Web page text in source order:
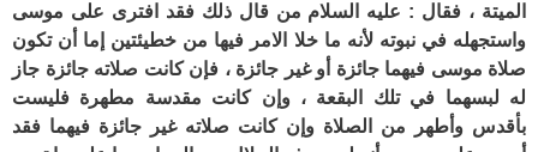
الميتة ، فقال : عليه السلام من قال ذلك فقد افترى على موسى
واستجهله في نبوته لأنه ما خلا الامر فيها من خطيئتين إما أن تكون
صلاة موسى فيهما جائزة أو غير جائزة ، فإن كانت صلاته جائزة جاز
له لبسهما في تلك البقعة ، وإن كانت مقدسة مطهرة فليست
بأقدس وأطهر من الصلاة وإن كانت صلاته غير جائزة فيهما فقد